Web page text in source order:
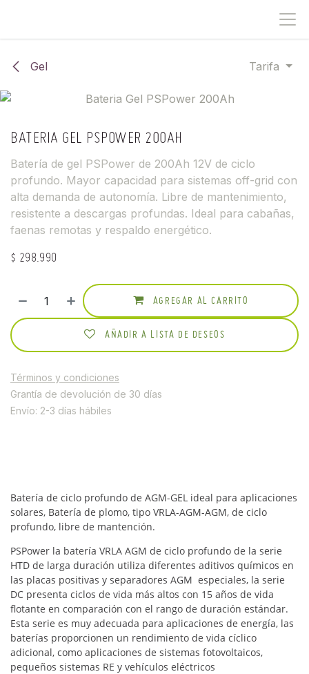
Gel Tarifa
BATERIA GEL PSPOWER 200AH
Batería de gel PSPower de 200Ah 12V de ciclo
profundo. Mayor capacidad para sistemas off-grid con
alta demanda de autonomía. Libre de mantenimiento,
resistente a descargas profundas. Ideal para cabañas,
faenas remotas y respaldo energético.
$ 298.990
AGREGAR AL CARRITO
AÑADIR A LISTA DE DESEOS
Términos y condiciones
Grantía de devolución de 30 días
Envío: 2-3 días hábiles
Batería de ciclo profundo de AGM-GEL ideal para aplicaciones
solares, Batería de plomo, tipo VRLA-AGM-AGM, de ciclo
profundo, libre de mantención.
PSPower la batería VRLA AGM de ciclo profundo de la serie
HTD de larga duración utiliza diferentes aditivos químicos en
las placas positivas y separadores AGM especiales, la serie
DC presenta ciclos de vida más altos con 15 años de vida
flotante en comparación con el rango de duración estándar.
Esta serie es muy adecuada para aplicaciones de energía, las
baterías proporcionen un rendimiento de vida cíclico
adicional, como aplicaciones de sistemas fotovoltaicos,
pequeños sistemas RE y vehículos eléctricos